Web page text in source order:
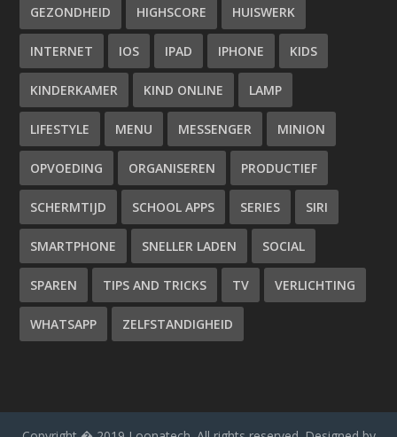
GEZONDHEID HIGHSCORE HUISWERK
INTERNET IOS IPAD IPHONE KIDS
KINDERKAMER KIND ONLINE LAMP
LIFESTYLE MENU MESSENGER MINION
OPVOEDING ORGANISEREN PRODUCTIEF
SCHERMTIJD SCHOOL APPS SERIES SIRI
SMARTPHONE SNELLER LADEN SOCIAL
SPAREN TIPS AND TRICKS TV VERLICHTING
WHATSAPP ZELFSTANDIGHEID